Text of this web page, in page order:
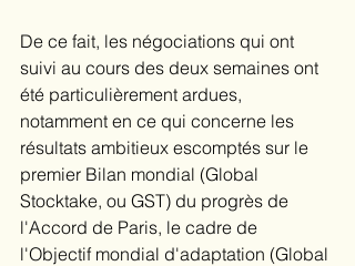
De ce fait, les négociations qui ont
suivi au cours des deux semaines ont
été particulièrement ardues,
notamment en ce qui concerne les
résultats ambitieux escomptés sur le
premier Bilan mondial (Global
Stocktake, ou GST) du progrès de
l'Accord de Paris, le cadre de
l'Objectif mondial d'adaptation (Global